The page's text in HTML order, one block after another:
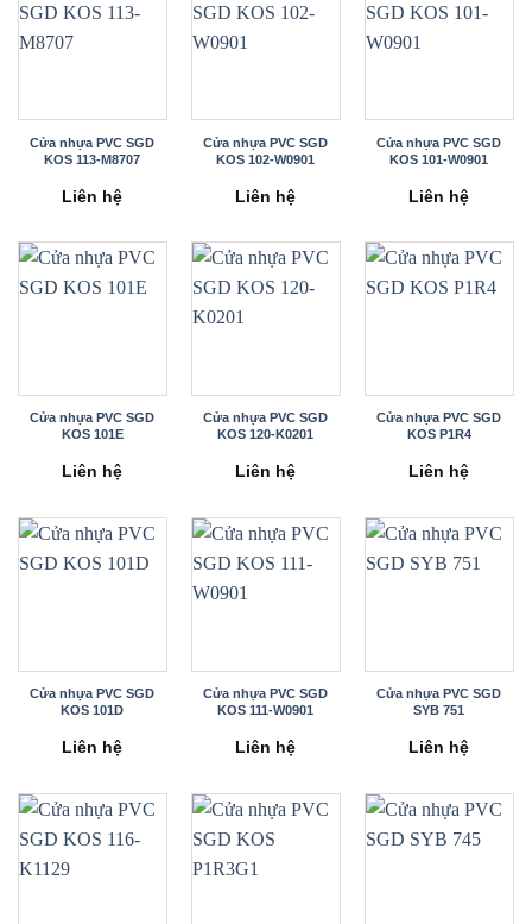
Cửa nhựa PVC SGD
KOS 113-M8707
Liên hệ
Cửa nhựa PVC SGD
KOS 102-W0901
Liên hệ
Cửa nhựa PVC SGD
KOS 101-W0901
Liên hệ
Cửa nhựa PVC SGD
KOS 101E
Liên hệ
Cửa nhựa PVC SGD
KOS 120-K0201
Liên hệ
Cửa nhựa PVC SGD
KOS P1R4
Liên hệ
Cửa nhựa PVC SGD
KOS 101D
Liên hệ
Cửa nhựa PVC SGD
KOS 111-W0901
Liên hệ
Cửa nhựa PVC SGD
SYB 751
Liên hệ